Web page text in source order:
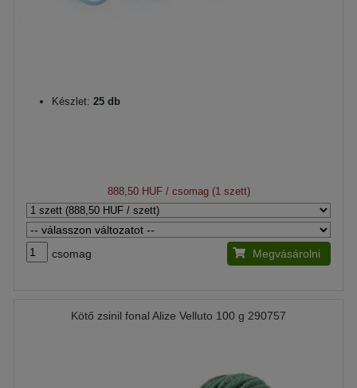
Készlet: 25 db
888,50 HUF/ csomag (1 szett)
csomag Megvásárolni
Kötő zsinil fonal Alize Velluto 100 g 290757